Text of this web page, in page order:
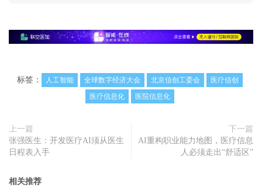
标签： 人工智能 全球数字经济大会 北京信创工委会
医疗信创
医疗信息化
医院信息化
上一篇
张强医生：开发医疗AI须从医生
日程表入手
下一篇
AI重构职业能力地图，医疗信息
人必须走出“舒适区”
相关推荐